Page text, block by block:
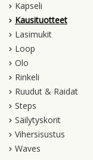
Kapseli
Kausituotteet
Lasimukit
Loop
Olo
Rinkeli
Ruudut & Raidat
Steps
Säilytyskorit
Vihersisustus
Waves